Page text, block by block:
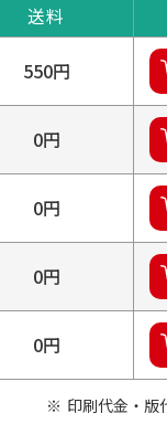
送料
550円
0円
0円
0円
0円
印刷代金・版